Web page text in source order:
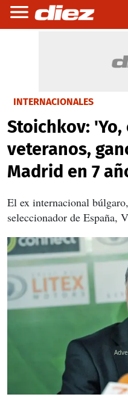
INTERNACIONALES
Stoichkov:
veteranos,
Madrid en 7
El ex internacional
seleccionador de España,